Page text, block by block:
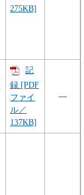
275KB]
記
録 [PDF
ファイ
ル／
137KB]
―